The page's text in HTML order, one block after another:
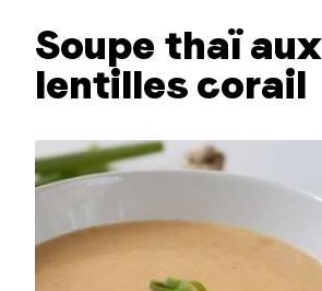
Soupe thaï aux
lentilles corail